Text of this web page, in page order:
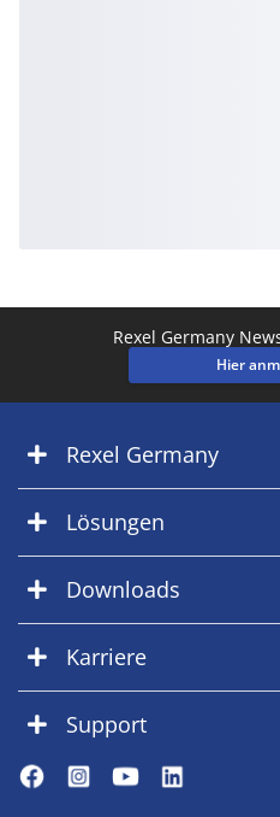
Rexel Germany
Hier
Rexel Germany
Lösungen
Downloads
Karriere
Support